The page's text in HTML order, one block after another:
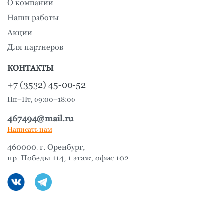
О компании
Наши работы
Акции
Для партнеров
КОНТАКТЫ
+7 (3532) 45-00-52
Пн–Пт, 09:00–18:00
467494@mail.ru
Написать нам
460000, г. Оренбург,
пр. Победы 114, 1 этаж, офис 102